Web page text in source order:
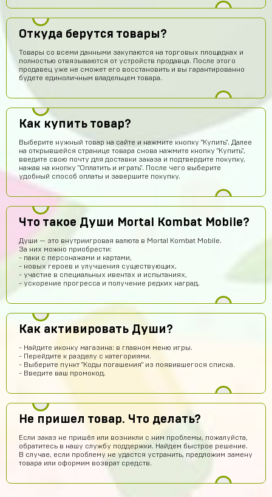
Откуда берутся товары?
Товары со всеми данными закупаются на торговых площадках и
полностью отвязываются от устройств продавца. После этого
продавец уже не сможет его восстановить и вы гарантированно
будете единоличным владельцем товара.
Как купить товар?
Выберите нужный товар на сайте и нажмите кнопку "Купить". Далее
на открывшейся странице товара снова нажмите кнопку "Купить",
введите свою почту для доставки заказа и подтвердите покупку,
нажав на кнопку "Оплатить и играть". После чего выберите
удобный способ оплаты и завершите покупку.
Что такое Души Mortal Kombat Mobile?
Души — это внутриигровая валюта в Mortal Kombat Mobile.
За них можно приобрести:
- паки с персонажами и картами,
- новых героев и улучшения существующих,
- участие в специальных ивентах и испытаниях,
- ускорение прогресса и получение редких наград.
Как активировать Души?
- Найдите иконку магазина: в главном меню игры.
- Перейдите к разделу с категориями.
- Выберите пункт "Коды погашения" из появившегося списка.
- Введите ваш промокод.
Не пришел товар. Что делать?
Если заказ не пришёл или возникли с ним проблемы, пожалуйста,
обратитесь в нашу службу поддержки. Найдем быстрое решение.
В случае, если проблему не удастся устранить, предложим замену
товара или оформим возврат средств.
14 часов назад
тут точно не кидают я проверил
Абукар Хамхоев 14 часов назад
Top
Игорь Богданович
Збс, не обман👌
Timofei Fivtitwo
норм сайт
somftdcrew 9 часов назад
Сайт просто супер
Топ4ik воще!)
Ilya